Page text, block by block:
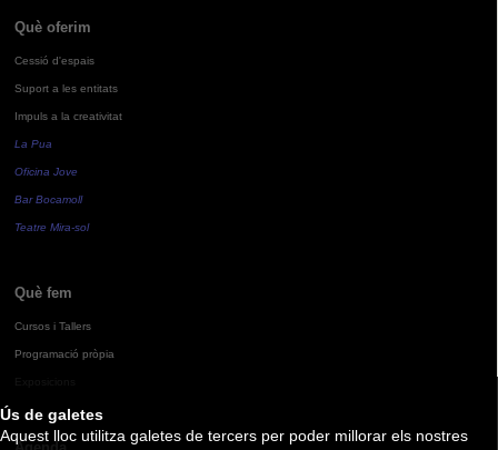
Ús de galetes
Aquest lloc utilitza galetes de tercers per poder millorar els nostres
Què oferim
Cessió d'espais
Suport a les entitats
Impuls a la creativitat
La Pua
Oficina Jove
Bar Bocamoll
Teatre Mira-sol
Què fem
Cursos i Tallers
Programació pròpia